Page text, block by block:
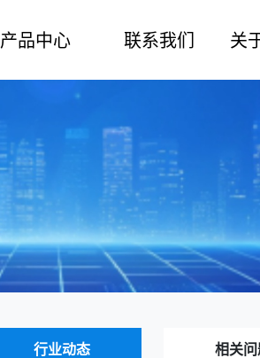
产品中心 联系我们 关
行业动态 相关问